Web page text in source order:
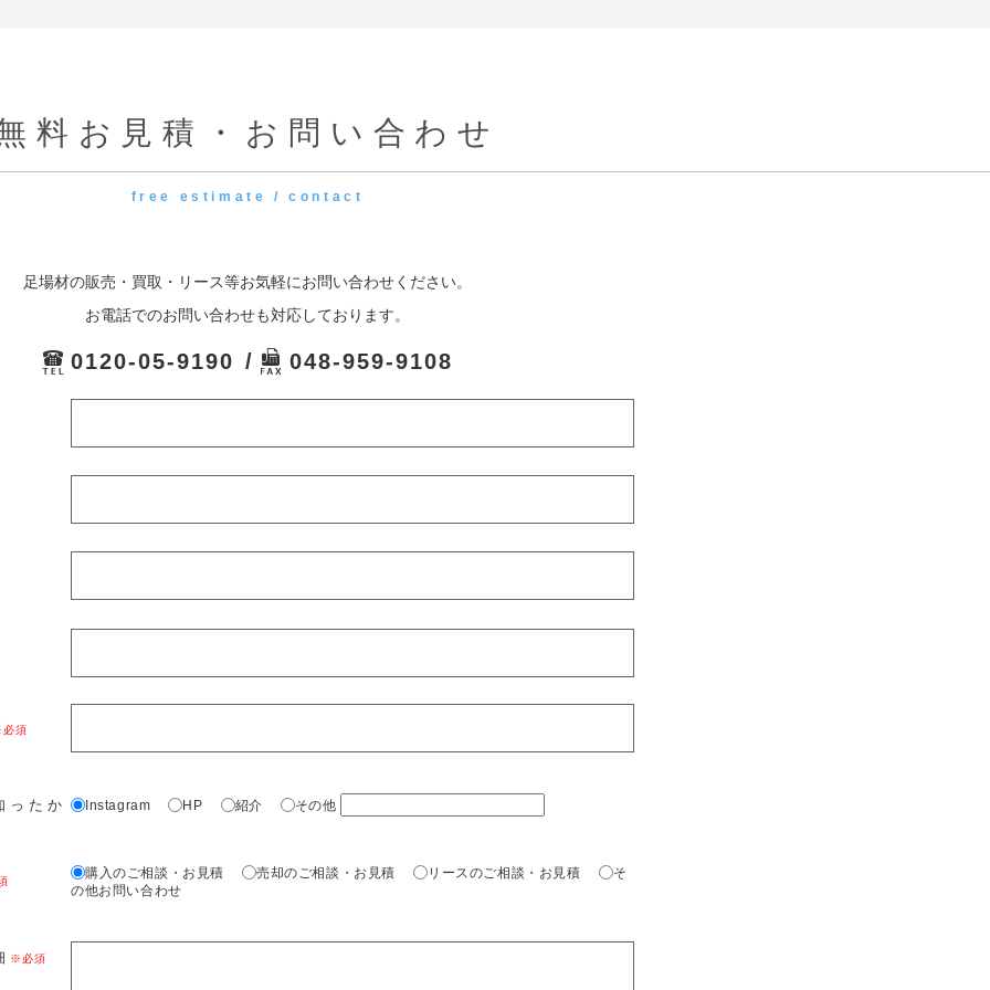
料お見積・お問い合わせ
free estimate / contact
足場材の販売・買取・リース等お気軽にお問い合わせください。
お電話でのお問い合わせも対応しております。
0120-05-9190 048-959-9108
ったか Instagram HP 紹介 その他
購入のご相談・お見積 売却のご相談・お見積 リースのご相談・お見積
そ
の他お問い合わせ